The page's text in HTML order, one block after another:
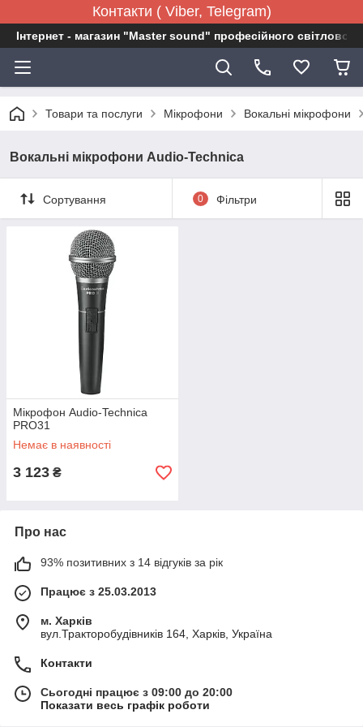
Контакти ( Viber, Telegram)
Інтернет - магазин "Master sound" професійного
Товари та послуги Мікрофони Вокальні мікрофони
Вокальні мікрофони Audio-Technica
Сортування 0 Фільтри
Мікрофон Audio-Technica
PRO31
Немає в наявності
3 123 ₴
Про нас
93% позитивних з 14 відгуків за рік
Працює з 25.03.2013
м. Харків
вул.Тракторобудівників 164, Харків, Україна
Контакти
Сьогодні працює з 09:00 до 20:00
Показати весь графік роботи